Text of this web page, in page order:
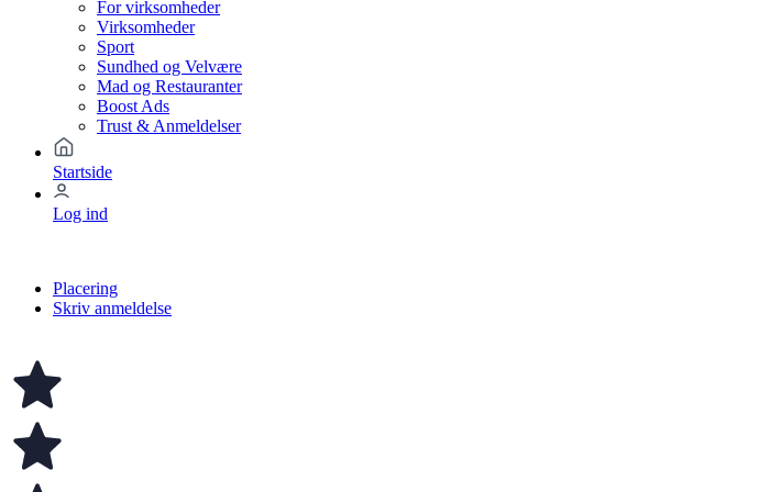
For virksomheder
Virksomheder
Sport
Sundhed og Velvære
Mad og Restauranter
Boost Ads
Trust & Anmeldelser
Startside
Log ind
Placering
Skriv anmeldelse